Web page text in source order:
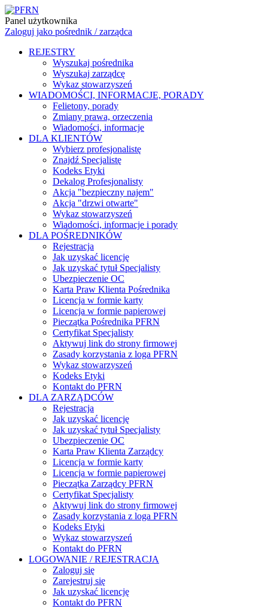
Panel użytkownika
Zaloguj jako pośrednik / zarządca
REJESTRY
Wyszukaj pośrednika
Wyszukaj zarządcę
Wykaz stowarzyszeń
WIADOMOŚCI, INFORMACJE, PORADY
Felietony, porady
Zmiany prawa, orzeczenia
Wiadomości, informacje
DLA KLIENTÓW
Wybierz profesjonalistę
Znajdź Specjalistę
Kodeks Etyki
Dekalog Profesjonalisty
Akcja "bezpieczny najem"
Akcja "drzwi otwarte"
Wykaz stowarzyszeń
Wiadomości, informacje i porady
DLA POŚREDNIKÓW
Rejestracja
Jak uzyskać licencję
Jak uzyskać tytuł Specjalisty
Ubezpieczenie OC
Karta Praw Klienta Pośrednika
Licencja w formie karty
Licencja w formie papierowej
Pieczątka Pośrednika PFRN
Certyfikat Specjalisty
Aktywuj link do strony firmowej
Zasady korzystania z loga PFRN
Wykaz stowarzyszeń
Kodeks Etyki
Kontakt do PFRN
DLA ZARZĄDCÓW
Rejestracja
Jak uzyskać licencję
Jak uzyskać tytuł Specjalisty
Ubezpieczenie OC
Karta Praw Klienta Zarządcy
Licencja w formie karty
Licencja w formie papierowej
Pieczątka Zarządcy PFRN
Certyfikat Specjalisty
Aktywuj link do strony firmowej
Zasady korzystania z loga PFRN
Kodeks Etyki
Wykaz stowarzyszeń
Kontakt do PFRN
LOGOWANIE / REJESTRACJA
Zaloguj się
Zarejestruj się
Jak uzyskać licencję
Kontakt do PFRN